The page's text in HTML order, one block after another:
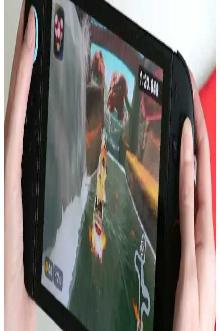
Saskatchewan'da 16 gün kar altında kalan iPhone, karın izolasyon
etkisi sayesinde çalışmaya devam etti. Soğuk hava batarya
performansını yavaşlatırken, kar cihazı korudu ve uzun süre konum
güncellemesi sağladı.
Apple'ın Katlanabilir iPhone'u: Batarya Ömrü,
Ekran Dayanıklılığı ve Kullanıcı Beklentileri
Apple'ın katlanabilir iPhone modeli, batarya ömründe %100 artış
iddiası ve ekran dayanıklılığı endişeleriyle teknoloji dünyasında
dikkat çekiyor. Kullanıcılar uygulama uyumluluğu ve fiyat
konularını da yakından takip ediyor.
Intel ve LG Display'in Dizüstü Bilgisayar Batarya
Ömründe Apple Silicon ile Rekabeti
Intel ve LG Display'in düşük güç tüketimli ekran ve verimlilik
çekirdekleri, Windows dizüstü bilgisayarlarda batarya ömrünü
artırma potansiyeline sahip. Ancak yazılım ve donanım sorunları bu
avantajı sınırlıyor.
iPhone 13 Batarya Şişmesi: Nedenleri, Güvenlik
Riskleri ve Çözüm Yolları
iPhone 13 modellerinde artan batarya şişmesi vakaları, cihaz
güvenliği ve performansı açısından ciddi riskler taşır. Bu sorun,
üretim hataları ve kullanım koşullarıyla ilişkilidir. Batarya şişmesi
fark edildiğinde cihaz kapatılmalı ve profesyonel destek alınmalıdır.
Akıllı Telefonlarda Güçten Çok Verimlilik ve Uygun
Fiyatlı Çiplerin Önemi
Akıllı telefonlarda işlemci gücü artışı ısı ve enerji sorunları yaratıyor.
Daha verimli, termal yönetimi optimize edilmiş ve uygun fiyatlı
çipler ile batarya teknolojileri öncelik kazanıyor.